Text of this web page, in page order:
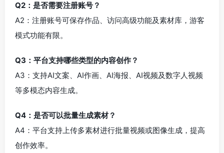
Q2：是否需要注册账号？
A2：注册账号可保存作品、访问高级功能及素材库，游客
模式功能有限。
Q3：平台支持哪些类型的内容创作？
A3：支持AI文案、AI作画、AI海报、AI视频及数字人视频
等多模态内容生成。
Q4：是否可以批量生成素材？
A4：平台支持上传多素材进行批量视频或图像生成，提高
创作效率。